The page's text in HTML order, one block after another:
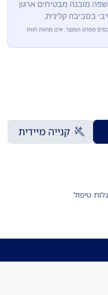
מובנה מבטיחים ארגון
בסביבה קלינית.
מפרט המוצר. אינו מהווה חוות
קנייה מיידית
טיפול